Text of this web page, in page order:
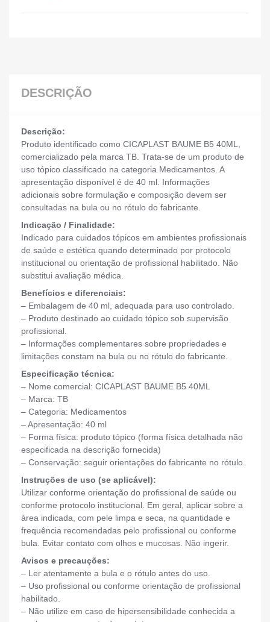
DESCRIÇÃO
Descrição:
Produto identificado como CICAPLAST BAUME B5 40ML,
comercializado pela marca TB. Trata-se de um produto de
uso tópico classificado na categoria Medicamentos. A
apresentação disponível é de 40 ml. Informações
adicionais sobre formulação e composição devem ser
consultadas na bula ou no rótulo do fabricante.
Indicação / Finalidade:
Indicado para cuidados tópicos em ambientes profissionais
de saúde e estética quando determinado por protocolo
institucional ou orientação de profissional habilitado. Não
substitui avaliação médica.
Benefícios e diferenciais:
– Embalagem de 40 ml, adequada para uso controlado.
– Produto destinado ao cuidado tópico sob supervisão
profissional.
– Informações complementares sobre propriedades e
limitações constam na bula ou no rótulo do fabricante.
Especificação técnica:
– Nome comercial: CICAPLAST BAUME B5 40ML
– Marca: TB
– Categoria: Medicamentos
– Apresentação: 40 ml
– Forma física: produto tópico (forma física detalhada não
especificada na descrição fornecida)
– Conservação: seguir orientações do fabricante no rótulo.
Instruções de uso (se aplicável):
Utilizar conforme orientação do profissional de saúde ou
conforme protocolo institucional. Em geral, aplicar sobre a
área indicada, com pele limpa e seca, na quantidade e
frequência recomendadas pelo profissional ou conforme
bula. Evitar contato com olhos e mucosas. Não ingerir.
Avisos e precauções:
– Ler atentamente a bula e o rótulo antes do uso.
– Uso profissional ou conforme orientação de profissional
habilitado.
– Não utilize em caso de hipersensibilidade conhecida a